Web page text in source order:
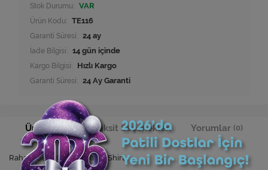
Stok Durumu: VAR
Ürün Kodu: TE116
Garanti Süresi: 24 ay
İade Bilgisi:
Kargo Bilgisi: Hızlı Kargo
Garanti Süresi: 24 Ay Garanti
Ürün Bilgisi Taksit Seçenekleri Yorumlar (0)
Rahat Kesim Özel Baskılı T-Shirt